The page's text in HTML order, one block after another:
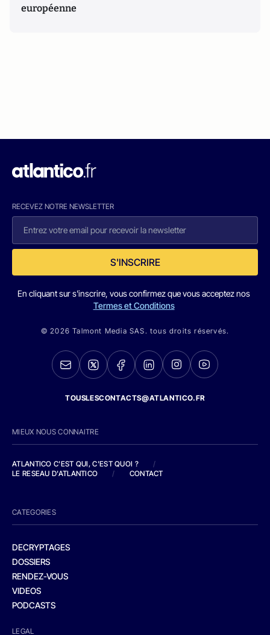
européenne
RECEVEZ NOTRE NEWSLETTER
S'INSCRIRE
En cliquant sur s'inscrire, vous confirmez que vous acceptez nos
Termes et Conditions
© 2026 Talmont Media SAS. tous droits réservés.
TOUSLESCONTACTS@ATLANTICO.FR
MIEUX NOUS CONNAITRE
ATLANTICO C'EST QUI, C'EST QUOI ?
/
LE RESEAU D'ATLANTICO
/ CONTACT
CATEGORIES
DECRYPTAGES
DOSSIERS
RENDEZ-VOUS
VIDEOS
PODCASTS
LEGAL